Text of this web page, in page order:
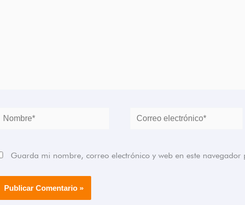
Nombre*
Correo
Guarda mi nombre, correo electrónico y web en este